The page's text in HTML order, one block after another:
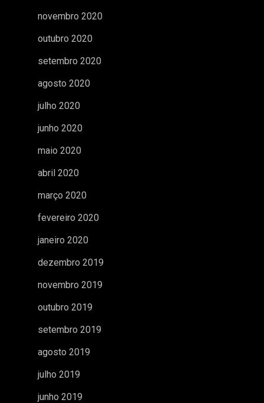
novembro 2020
outubro 2020
setembro 2020
agosto 2020
julho 2020
junho 2020
maio 2020
abril 2020
março 2020
fevereiro 2020
janeiro 2020
dezembro 2019
novembro 2019
outubro 2019
setembro 2019
agosto 2019
julho 2019
junho 2019